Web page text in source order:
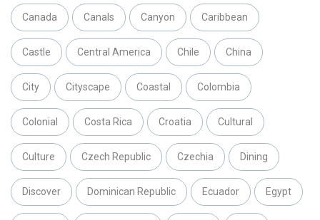
Canada Canals Canyon Caribbean
Castle Central America Chile China
City Cityscape Coastal Colombia
Colonial Costa Rica Croatia Cultural
Culture Czech Republic Czechia Dining
Discover Dominican Republic Ecuador Egypt